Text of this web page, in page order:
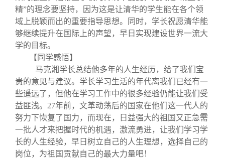
精”的理念要坚持，因为这是让清华的学生能在各个领
域上脱颖而出的重要指导思想。同时，学长祝愿清华能
够继续提升在国际上的声望，早日实现建设世界一流大
学的目标。
【同学感悟】
马克湘学长总结他多年的人生经历，给了我们宝
贵的意见与建议。学长学习生活的年代离我们已经有一
些遥远了，但他在学习工作中的很多经验仍能让我们受
益匪浅。 27年前，文革动荡后的国家在他们这一代人的
努力下恢复了国力，而现在，日益强大的祖国又正急需
一批人才来把握时代的机遇，激流勇进，让我们学习学
长的人生经验，早日树立自己的人生理想，选择自己的
岗位，为祖国贡献自己的最大力量吧！